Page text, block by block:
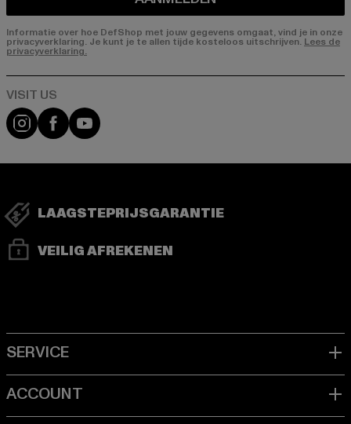
Informatie over hoe DefShop met jouw gegevens omgaat, vind je in onze
privacyverklaring. Je kunt je te allen tijde kosteloos uitschrijven.Lees de
privacyverklaring.
Visit our Instagram page:
Visit our Facebook page:
Visit our YouTube channel:
LAAGSTEPRIJSGARANTIE
VEILIG AFREKENEN